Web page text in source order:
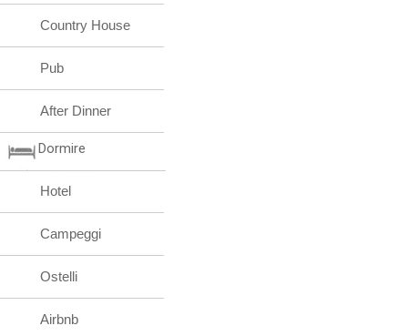
Country House
Pub
After Dinner
Dormire
Hotel
Campeggi
Ostelli
Airbnb